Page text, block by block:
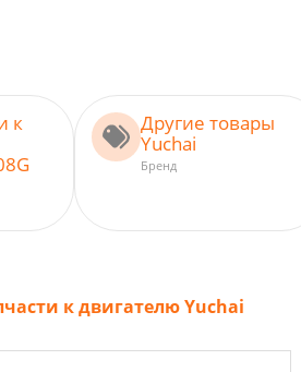
к
Другие товары
Yuchai
Бренд
к двигателю Yuchai